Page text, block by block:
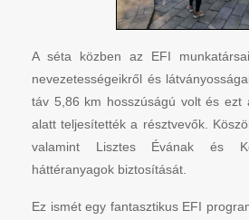
A séta közben az EFI
nevezetességeikről és
táv 5,86 km hosszúságú volt és
alatt teljesítették a résztvevők.
valamint Lisztes Évának és
háttéranyagok biztosítását.
Ez ismét egy fantasztikus EFI